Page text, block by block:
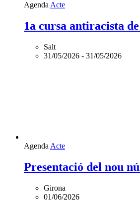
Agenda Acte
1a cursa antiracista
Salt
31/05/2026 - 31/05/2026
Agenda Acte
Presentació del nou
Girona
01/06/2026